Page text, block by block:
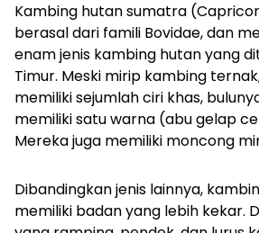
Kambing hutan sumatra (
berasal dari famili Bovidae, dan
enam jenis kambing hutan yang
Timur. Meski mirip kambing
memiliki sejumlah ciri khas,
memiliki satu warna (abu gelap
Mereka juga memiliki moncong
Dibandingkan jenis lainnya,
memiliki badan yang lebih kekar.